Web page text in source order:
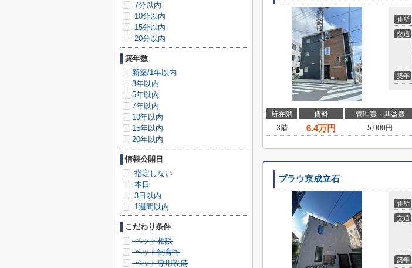
住所
交通
築年
所在階 賃料 管理費・共益費
3階
6.4万円 5,000円
プラウ京成立石
住所
交通
築年
7分以内
10分以内
15分以内
20分以内
築年数
新築/1年以内
3年以内
5年以内
7年以内
10年以内
15年以内
20年以内
情報公開日
指定しない
本日
3日以内
1週間以内
こだわり条件
ペット相談
ペット飼育可
ペット専用設備